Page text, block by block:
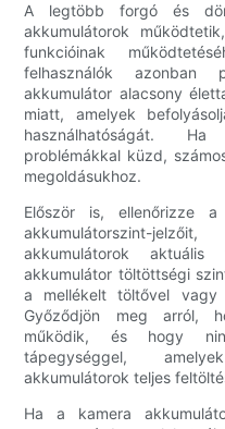
A legtöbb forgó és
akkumulátorok
funkcióinak
felhasználók azonban
akkumulátor alacsony
miatt, amelyek
használhatóságát. Ha
problémákkal küzd,
megoldásukhoz.
Először is, ellenőrizze
akkumulátorszint-
akkumulátorok
akkumulátor töltöttségi
a mellékelt töltővel vagy
Győződjön meg arról,
működik, és hogy
tápegységgel,
akkumulátorok teljes
Ha a kamera